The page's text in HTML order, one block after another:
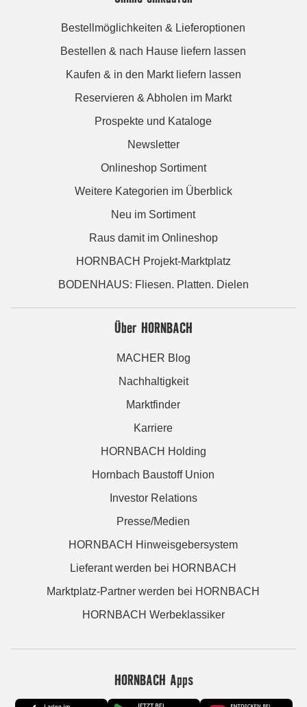
Bestellmöglichkeiten & Lieferoptionen
Bestellen & nach Hause liefern lassen
Kaufen & in den Markt liefern lassen
Reservieren & Abholen im Markt
Prospekte und Kataloge
Newsletter
Onlineshop Sortiment
Weitere Kategorien im Überblick
Neu im Sortiment
Raus damit im Onlineshop
HORNBACH Projekt-Marktplatz
BODENHAUS: Fliesen. Platten. Dielen
Über HORNBACH
MACHER Blog
Nachhaltigkeit
Marktfinder
Karriere
HORNBACH Holding
Hornbach Baustoff Union
Investor Relations
Presse/Medien
HORNBACH Hinweisgebersystem
Lieferant werden bei HORNBACH
Marktplatz-Partner werden bei HORNBACH
HORNBACH Werbeklassiker
HORNBACH Apps